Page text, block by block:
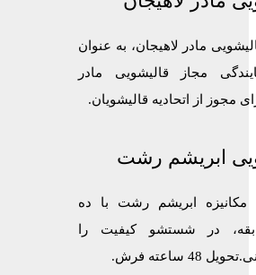
مادر لاهیجان، به عنوان
مجاز قالیشویی مادر
مجوز از اتحادیه قالیشویان.
ابریشم رشت
مکانیزه ابریشم رشت با ده
در شستشو کیفیت را
48 ساعته فرش.